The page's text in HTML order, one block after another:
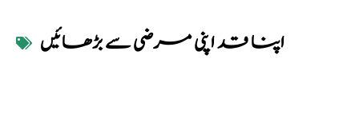
اپنا قد اپنی مرضی سے بڑھائیں